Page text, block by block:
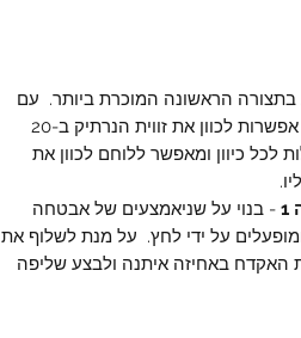
בתצורה הראשונה המוכרת ביותר. עם
שני אביזרי חיבור מתחלפים לחגורה ועם אפשרות לכוון את זווית הנרתיק ב-20
לכל כיוון ומאפשר ללוחם לכוון את
1 - בנוי על שניאמצעים של אבטחה
על ידי לחץ. על מנת לשלוף את
באחיזה איתנה ולבצע שליפה